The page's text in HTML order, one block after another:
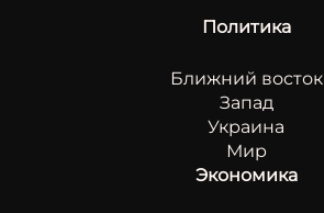
Политика
Ближний восток
Запад
Украина
Мир
Экономика